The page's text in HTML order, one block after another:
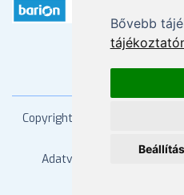
Bővebb
Copyright 2026 Mprx.
Adatvédelem